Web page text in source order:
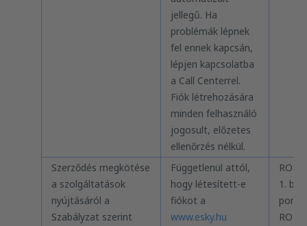
jellegű. Ha
problémák lépnek
fel ennek kapcsán,
lépjen kapcsolatba
a Call Centerrel.
Fiók létrehozására
minden felhasználó
jogosult, előzetes
ellenőrzés nélkül.
Szerződés megkötése
a szolgáltatások
nyújtásáról a
Szabályzat szerint
Függetlenül attól,
hogy létesített-e
fiókot a
www.esky.hu
1.
pont,